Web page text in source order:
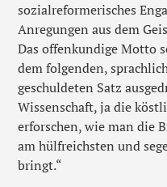
sozialreformerisches
Anregungen aus dem
Das offenkundige Motto
dem folgenden,
geschuldeten Satz
Wissenschaft, ja die
erforschen, wie man die
am hülfreichsten und
bringt.“